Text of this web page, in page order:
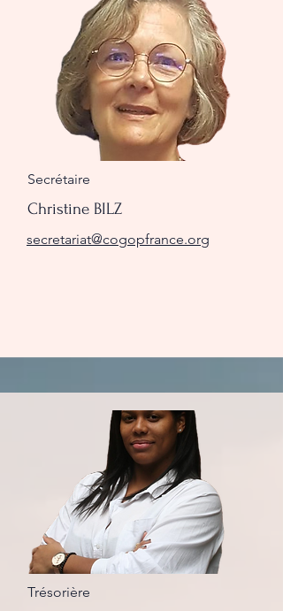
Secrétaire
Christine BILZ
secretariat@cogopfrance.org
Trésorière